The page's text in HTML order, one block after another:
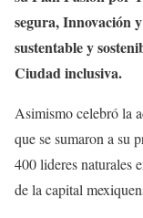
segura, Innovación
sustentable y
Ciudad inclusiva.
Asimismo celebró la
que se sumaron a su
400 lideres naturales
de la capital